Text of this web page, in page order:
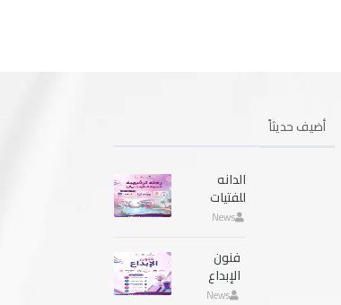
أضيف حديثاً
الدانه
للفتيات
News
فنون
الإبداع
News